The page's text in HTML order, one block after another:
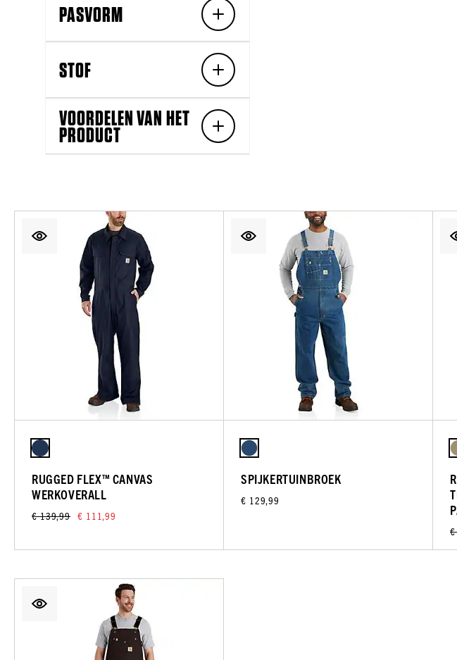
PASVORM
STOF
VOORDELEN VAN HET
PRODUCT
RUGGED FLEX™ CANVAS
WERKOVERALL
€ 139,99 € 111,99
SPIJKERTUINBROEK
€ 129,99